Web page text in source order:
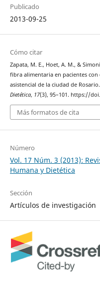
Publicado
2013-09-25
Cómo citar
Zapata, M. E., Hoet, A. M., &
fibra alimentaria en pacientes
asistencial de la ciudad de Rosario.
Dietética, 17(3), 95–101. https://
Más formatos de cita
Número
Vol. 17 Núm. 3 (2013):
Humana y Dietética
Sección
Artículos de investigación